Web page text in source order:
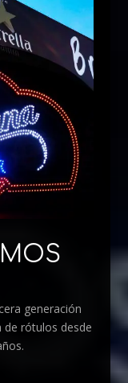
generación
de rótulos desde